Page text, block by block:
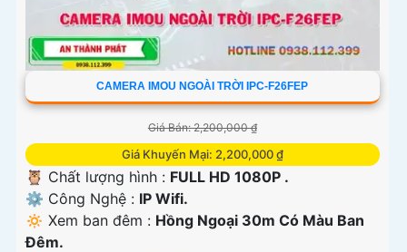
CAMERA IMOU NGOÀI TRỜI IPC-F26FEP
Giá Bán: 2,200,000 ₫
Giá Khuyến Mại: 2,200,000 ₫
🦉 Chất lượng hình : FULL HD 1080P .
⚙ Công Nghệ : IP Wifi.
🔅 Xem ban đêm : Hồng Ngoại 30m Có Màu Ban
Đêm.